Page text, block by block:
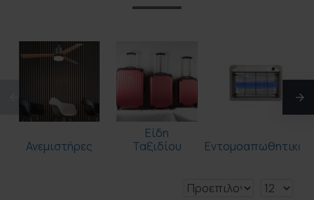
Ανεμιστήρες
Είδη
Ταξιδίου
Εντομοαπωθητικά